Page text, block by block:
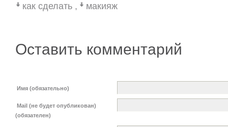
как сделать , макияж
Оставить комментарий
Имя (обязательно)
Mail (не будет опубликован)
(обязателен)